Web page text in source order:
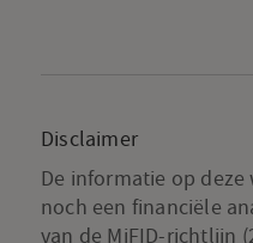
Disclaimer
De informatie op
noch een financiële
van de MiFID-richtlijn